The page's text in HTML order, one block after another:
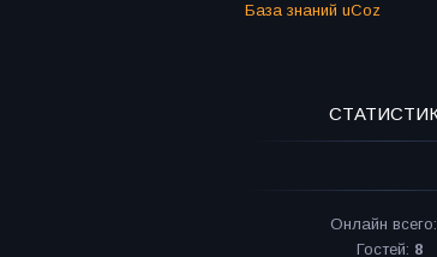
База знаний uCoz
Онлайн всего:
Гостей: 8